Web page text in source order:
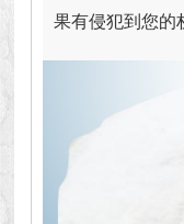
果有侵犯到您的